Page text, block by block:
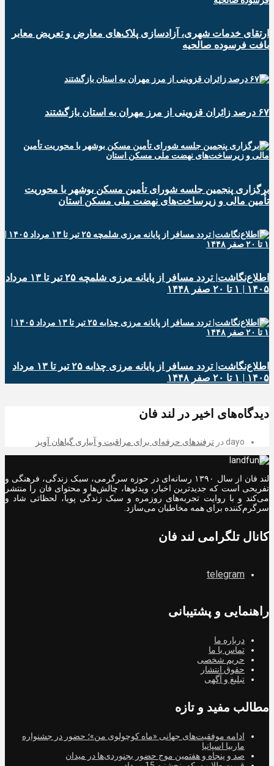
ارتقای خدمات شهری، آزادسازی پلاک‌های معارض و تعریض معابر
بافت فرسوده صالحیه
۶۷ درصد زائران قزوینی از مرز مهران به استان بازگشتند
برگزاری پنجمین جلسه شورای تأمین مسکن بوشهر با محوریت
تأمین مالی و زیرساخت‌های نهضت ملی مسکن استان
اطلاع‌نگاشت| تردد مسافر از پایانه‌ مرزی شلمچه ۲۵ تیر تا ۱۳ مرداد
۱۴۰۵ | ۱ تا ۲۰ صفر ۱۴۴۸
اطلاع‌نگاشت| تردد مسافر از پایانه‌ مرزی چذابه ۲۵ تیر تا ۱۳ مرداد
۱۴۰۵ | ۱ تا ۲۰ صفر ۱۴۴۸
دیدگاه‌های اخیر در لند فان
dayo در ترفندهای حرفه‌ای برای مراقبت و آبیاری گیاهان آویز
لند فان از سال ۱۳۹۰ رسانه‌ای در حوزه سرگرمی، سبک زندگی، فرهنگی و
تفریحی است که جدیدترین اخبار، ویدئوها، چالش‌ها و محتوای فان را منتشر
می‌کند و با روایت تجربه‌های روزمره و سبک زندگی پویا، لحظاتی شاد و
سرگرم‌کننده برای همه مخاطبان می‌سازد.
کانال تلگرامی لند فان
telegram
راهنمایی و پشتیبانی
درباره ما
تماس با ما
حریم شخصی
حقوق انتشار
تبلیغ و آگهی
مطالب مفید و تازه
ادامه موفقیت‌های جهانی «ماه کوچولوی من»؛ حضور در جشنواره
ماربیا اسپانیا
صد و پنجاه و هفتمین موج حضور بجنوردی‌ها در میدان